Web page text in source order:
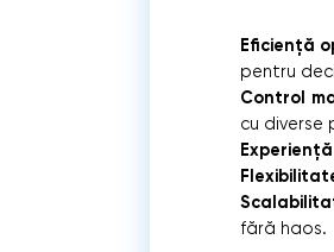
Eficiență
pentru
Control
cu
fără haos.